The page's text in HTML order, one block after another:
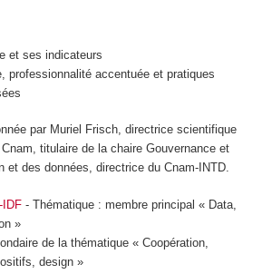
et ses indicateurs
professionnalité accentuée et pratiques
par Muriel Frisch, directrice scientifique
titulaire de la chaire Gouvernance et
et des données, directrice du Cnam-INTD.
IDF - Thématique : membre principal « Data,
»
de la thématique « Coopération,
design »